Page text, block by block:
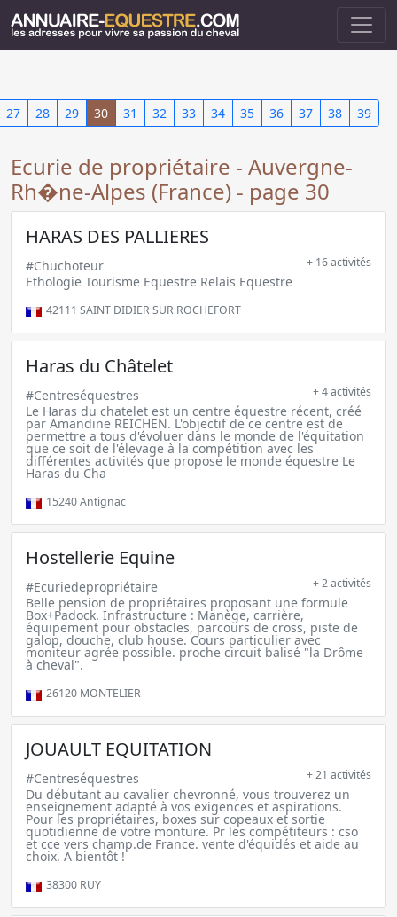
27 28 29 30 31 32 33 34 35 36 37 38 39
Ecurie de propriétaire - Auvergne-
Rh�ne-Alpes (France) - page 30
HARAS DES PALLIERES
#Chuchoteur + 16 activités
Ethologie Tourisme Equestre Relais Equestre
42111 SAINT DIDIER SUR ROCHEFORT
Haras du Châtelet
#Centreséquestres + 4 activités
Le Haras du chatelet est un centre équestre récent, créé
par Amandine REICHEN. L'objectif de ce centre est de
permettre a tous d'évoluer dans le monde de l'équitation
que ce soit de l'élevage à la compétition avec les
différentes activités que propose le monde équestre Le
Haras du Cha
15240Antignac
Hostellerie Equine
#Ecuriedepropriétaire + 2 activités
Belle pension de propriétaires proposant une formule
Box+Padock. Infrastructure : Manège, carrière,
équipement pour obstacles, parcours de cross, piste de
galop, douche, club house. Cours particulier avec
moniteur agrée possible. proche circuit balisé "la Drôme
à cheval".
26120 MONTELIER
JOUAULT EQUITATION
#Centreséquestres + 21 activités
Du débutant au cavalier chevronné, vous trouverez un
enseignement adapté à vos exigences et aspirations.
Pour les propriétaires, boxes sur copeaux et sortie
quotidienne de votre monture. Pr les compétiteurs : cso
et cce vers champ.de France. vente d'équidés et aide au
choix. A bientôt !
38300 RUY